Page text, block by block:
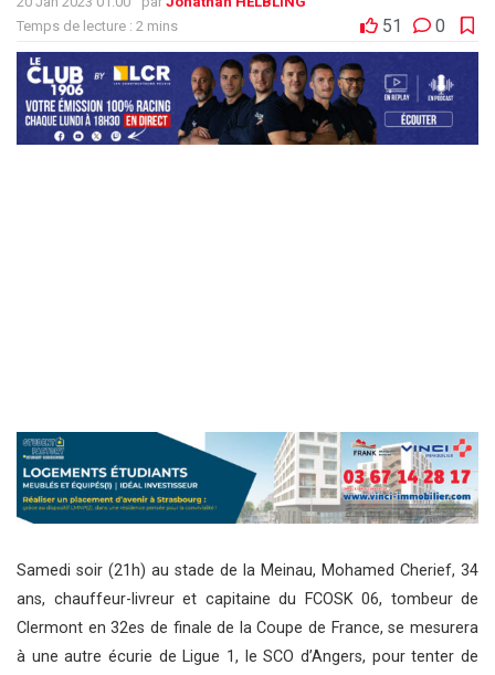
Temps de lecture : 2 mins
51 0
Samedi soir (21h) au stade de la Meinau, Mohamed Cherief, 34
ans, chauffeur-livreur et capitaine du FCOSK 06, tombeur de
Clermont en 32es de finale de la Coupe de France, se mesurera
à une autre écurie de Ligue 1, le SCO d’Angers, pour tenter de